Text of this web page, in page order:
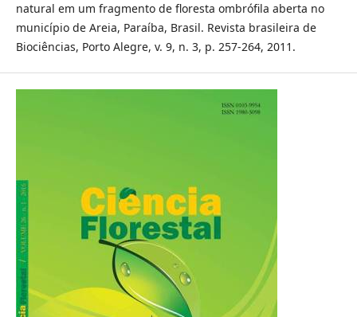
natural em um fragmento de floresta ombrófila aberta no
município de Areia, Paraíba, Brasil. Revista brasileira de
Biociências, Porto Alegre, v. 9, n. 3, p. 257-264, 2011.